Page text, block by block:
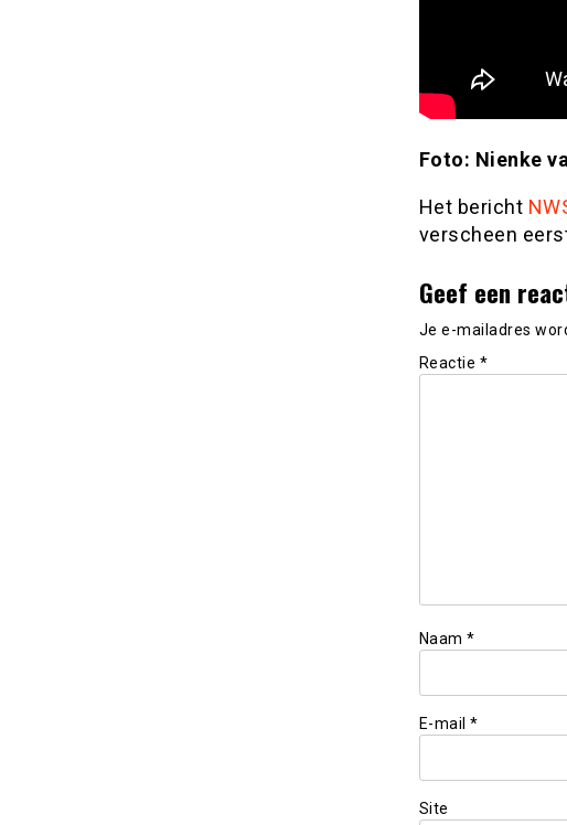
Foto: Nienke
Het bericht
verscheen
Geef een
Je e-mailadres
Reactie *
Naam *
E-mail *
Site